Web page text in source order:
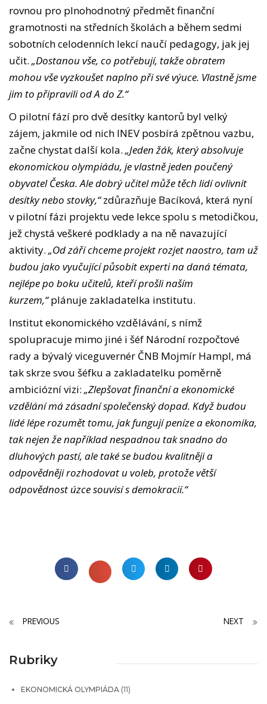
rovnou pro plnohodnotný předmět finanční
gramotnosti na středních školách a během sedmi
sobotních celodenních lekcí naučí pedagogy, jak jej
učit. „Dostanou vše, co potřebují, takže obratem
mohou vše vyzkoušet naplno při své výuce. Vlastně jsme
jim to připravili od A do Z.“
O pilotní fází pro dvě desítky kantorů byl velký
zájem, jakmile od nich INEV posbírá zpětnou vazbu,
začne chystat další kola. „Jeden žák, který absolvuje
ekonomickou olympiádu, je vlastně jeden poučený
obyvatel Česka. Ale dobrý učitel může těch lidí ovlivnit
desítky nebo stovky,“zdůrazňuje Bacíková, která nyní
v pilotní fázi projektu vede lekce spolu s metodičkou,
jež chystá veškeré podklady a na ně navazující
aktivity. „Od září chceme projekt rozjet naostro, tam už
budou jako vyučující působit experti na daná témata,
nejlépe po boku učitelů, kteří prošli naším
kurzem,“plánuje zakladatelka institutu.
Institut ekonomického vzdělávání, s nímž
spolupracuje mimo jiné i šéf Národní rozpočtové
rady a bývalý viceguvernér ČNB Mojmír Hampl, má
tak skrze svou šéfku a zakladatelku poměrně
ambiciózní vizi: „Zlepšovat finanční a ekonomické
vzdělání má zásadní společenský dopad. Když budou
lidé lépe rozumět tomu, jak fungují peníze a ekonomika,
tak nejen že například nespadnou tak snadno do
dluhových pastí, ale také se budou kvalitněji a
odpovědněji rozhodovat u voleb, protože větší
odpovědnost úzce souvisí s demokracií.“
PREVIOUS NEXT
Rubriky
EKONOMICKÁ OLYMPIÁDA (11)